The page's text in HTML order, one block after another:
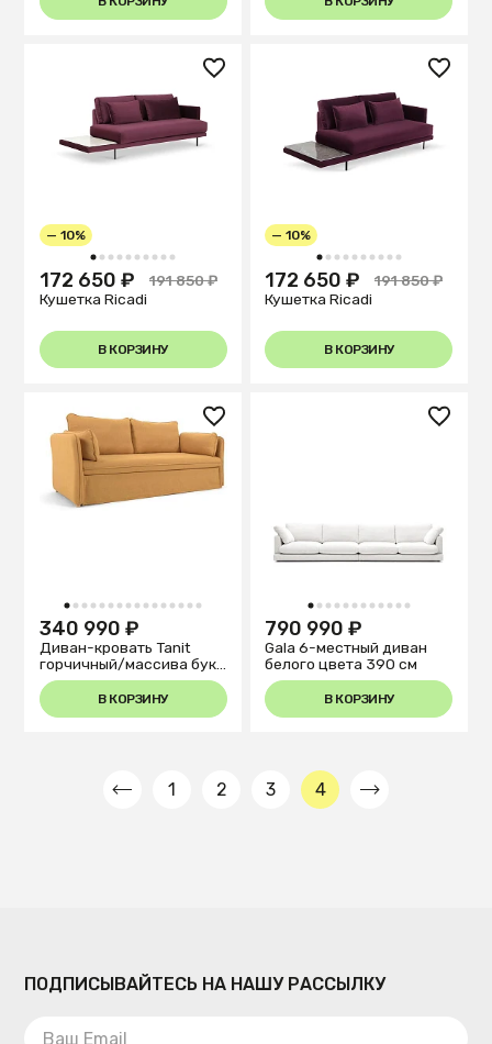
1 2 3 4 5 6 7 8 9 10
— 10%
172 650 ₽
191 850 ₽
Кушетка Ricadi
В КОРЗИНУ
1 2 3 4 5 6 7 8 9 10
— 10%
172 650 ₽
191 850 ₽
Кушетка Ricadi
В КОРЗИНУ
1 2 3 4 5 6 7 8 9 10111213141516
340 990 ₽
Диван-кровать Tanit
горчичный/массива бука
210см
В КОРЗИНУ
1 2 3 4 5 6 7 8 9 101112
790 990 ₽
Gala 6-местный диван
белого цвета 390 см
В КОРЗИНУ
1 2 3 4
ПОДПИСЫВАЙТЕСЬ НА НАШУ РАССЫЛКУ